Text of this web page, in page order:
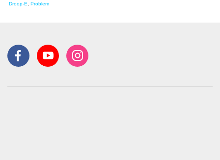
Droop-E
Problem